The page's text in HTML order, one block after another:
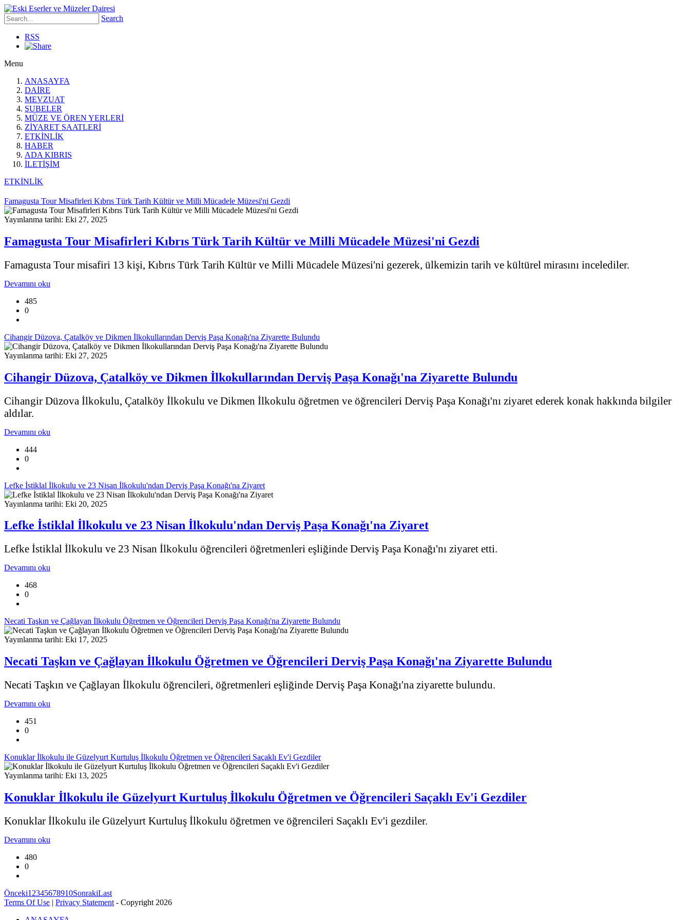
Search
RSS
Menu
ANASAYFA
DAİRE
MEVZUAT
ŞUBELER
MÜZE VE ÖREN YERLERİ
ZİYARET SAATLERİ
ETKİNLİK
HABER
ADA KIBRIS
İLETİŞİM
ETKİNLİK
Famagusta Tour Misafirleri Kıbrıs Türk Tarih Kültür ve Milli Mücadele Müzesi'ni Gezdi
Yayınlanma tarihi: Eki 27, 2025
Famagusta Tour Misafirleri Kıbrıs Türk Tarih Kültür ve Milli Mücadele Müzesi'ni Gezdi
Famagusta Tour misafiri 13 kişi, Kıbrıs Türk Tarih Kültür ve Milli Mücadele Müzesi'ni gezerek, ülkemizin tarih ve kültürel mirasını incelediler.
Devamını oku
485
0
Cihangir Düzova, Çatalköy ve Dikmen İlkokullarından Derviş Paşa Konağı'na Ziyarette Bulundu
Yayınlanma tarihi: Eki 27, 2025
Cihangir Düzova, Çatalköy ve Dikmen İlkokullarından Derviş Paşa Konağı'na Ziyarette Bulundu
Cihangir Düzova İlkokulu, Çatalköy İlkokulu ve Dikmen İlkokulu öğretmen ve öğrencileri Derviş Paşa Konağı'nı ziyaret ederek konak hakkında bilgiler
aldılar.
Devamını oku
444
0
Lefke İstiklal İlkokulu ve 23 Nisan İlkokulu'ndan Derviş Paşa Konağı'na Ziyaret
Yayınlanma tarihi: Eki 20, 2025
Lefke İstiklal İlkokulu ve 23 Nisan İlkokulu'ndan Derviş Paşa Konağı'na Ziyaret
Lefke İstiklal İlkokulu ve 23 Nisan İlkokulu öğrencileri öğretmenleri eşliğinde Derviş Paşa Konağı'nı ziyaret etti.
Devamını oku
468
0
Necati Taşkın ve Çağlayan İlkokulu Öğretmen ve Öğrencileri Derviş Paşa Konağı'na Ziyarette Bulundu
Yayınlanma tarihi: Eki 17, 2025
Necati Taşkın ve Çağlayan İlkokulu Öğretmen ve Öğrencileri Derviş Paşa Konağı'na Ziyarette Bulundu
Necati Taşkın ve Çağlayan İlkokulu öğrencileri, öğretmenleri eşliğinde Derviş Paşa Konağı'na ziyarette bulundu.
Devamını oku
451
0
Konuklar İlkokulu ile Güzelyurt Kurtuluş İlkokulu Öğretmen ve Öğrencileri Saçaklı Ev'i Gezdiler
Yayınlanma tarihi: Eki 13, 2025
Konuklar İlkokulu ile Güzelyurt Kurtuluş İlkokulu Öğretmen ve Öğrencileri Saçaklı Ev'i Gezdiler
Konuklar İlkokulu ile Güzelyurt Kurtuluş İlkokulu öğretmen ve öğrencileri Saçaklı Ev'i gezdiler.
Devamını oku
480
0
Önceki1 2345678910SonrakiLast
Terms Of Use | Privacy Statement - Copyright 2026